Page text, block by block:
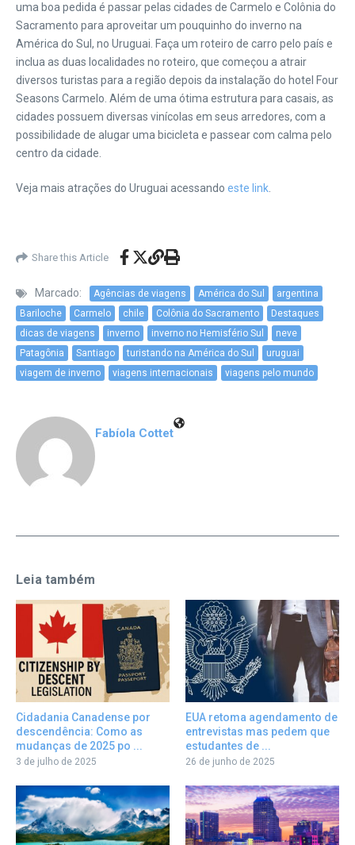
uma boa pedida é passar pelas cidades de Carmelo e Colônia do
Sacramento para aproveitar um pouquinho do inverno na
América do Sul, no Uruguai. Faça um roteiro de carro pelo país e
inclua as duas localidades no roteiro, que começou a atrair
diversos turistas para a região depois da instalação do hotel Four
Seasons Carmelo. Além de uma ótima estrutura para casais, as
cidades possuem diversas vinícolas em seus arredores, com a
possibilidade de alugar uma bicicleta e passear com calma pelo
centro da cidade.
Veja mais atrações do Uruguai acessando este link
Share this Article
Marcado: Agências de viagens América do Sul
argentina
Bariloche
Carmelo chile Colônia do Sacramento
Destaques
dicas de viagens
inverno inverno no Hemisfério Sul
neve
Patagônia
Santiago turistando na América do Sul
uruguai
viagem de inverno
viagens internacionais viagens pelo mundo
Fabíola Cottet
Leia também
Cidadania Canadense por
descendência: Como as
mudanças de 2025 po ...
3 de julho de 2025
EUA retoma agendamento de
entrevistas mas pedem que
estudantes de ...
26 de junho de 2025